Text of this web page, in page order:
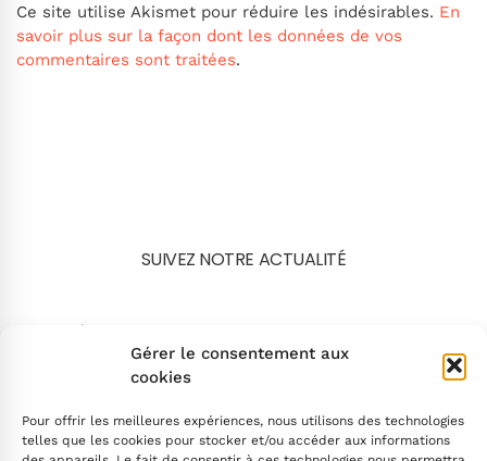
Gérer le consentement aux
cookies
Pour offrir les meilleures expériences, nous utilisons des technologies
telles que les cookies pour stocker et/ou accéder aux informations
Ce site utilise Akismet pour réduire les indésirables. En
savoir plus sur la façon dont les données de vos
commentaires sont traitées.
SUIVEZ NOTRE ACTUALITÉ
Search